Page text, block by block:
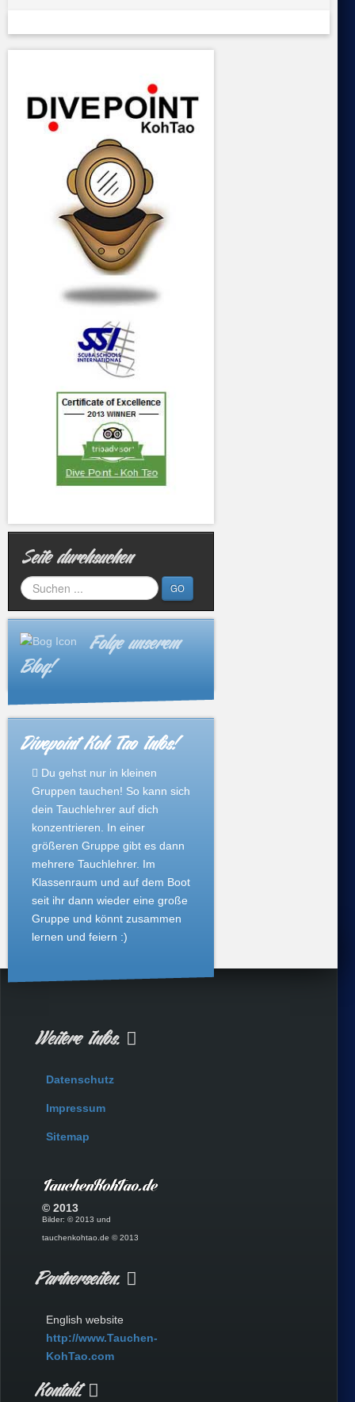
Seite durchsuchen
GO
Folge unserem
Blog!
Divepoint Koh Tao Infos!
Du gehst nur in kleinen
Gruppen tauchen! So kann sich
dein Tauchlehrer auf dich
konzentrieren. In einer
größeren Gruppe gibt es dann
mehrere Tauchlehrer. Im
Klassenraum und auf dem Boot
seit ihr dann wieder eine große
Gruppe und könnt zusammen
lernen und feiern :)
Weitere Infos.
Datenschutz
Impressum
Sitemap
© 2013
Bilder: © 2013 und
tauchenkohtao.de © 2013
Partnerseiten.
English website
http://www.Tauchen-
KohTao.com
Kontakt.